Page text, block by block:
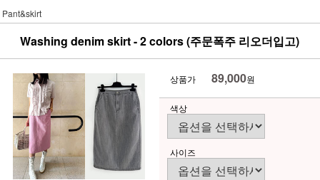
Pant&skirt
Washing denim skirt - 2 colors (주문폭주 리오더입고)
상품가 89,000원
색상
사이즈